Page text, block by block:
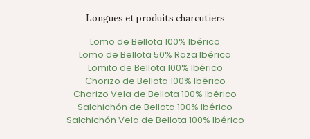
Longues et produits charcutiers
Lomo de Bellota 100% Ibérico
Lomo de Bellota 50% Raza Ibérica
Lomito de Bellota 100% Ibérico
Chorizo de Bellota 100% Ibérico
Chorizo Vela de Bellota 100% Ibérico
Salchichón de Bellota 100% Ibérico
Salchichón Vela de Bellota 100% Ibérico